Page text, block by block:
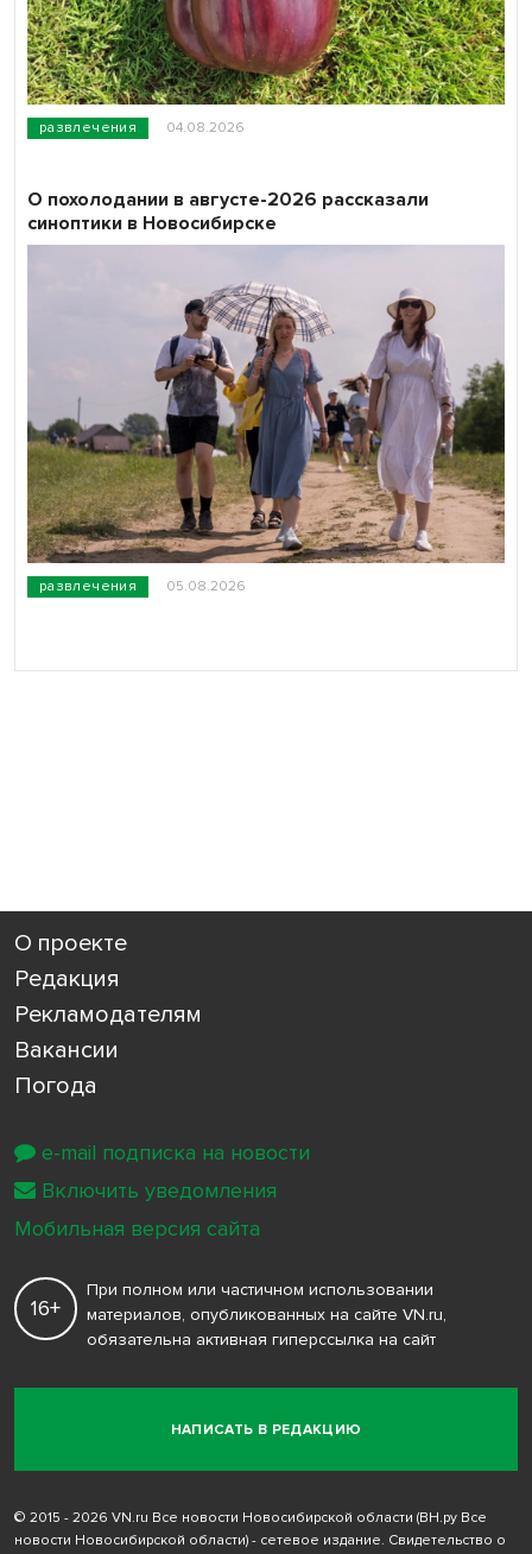
развлечения 04.08.2026
развлечения 05.08.2026
О похолодании в августе-2026 рассказали
синоптики в Новосибирске
О проекте
Редакция
Рекламодателям
Вакансии
Погода
НАПИСАТЬ В РЕДАКЦИЮ
16+
При полном или частичном использовании
материалов, опубликованных на сайте VN.ru,
обязательна активная гиперссылка на сайт
© 2015 - 2026 VN.ru Все новости Новосибирской области (ВН.ру Все
новости Новосибирской области) - сетевое издание. Свидетельство о
e-mail подписка на новости
Включить уведомления
Мобильная версия сайта